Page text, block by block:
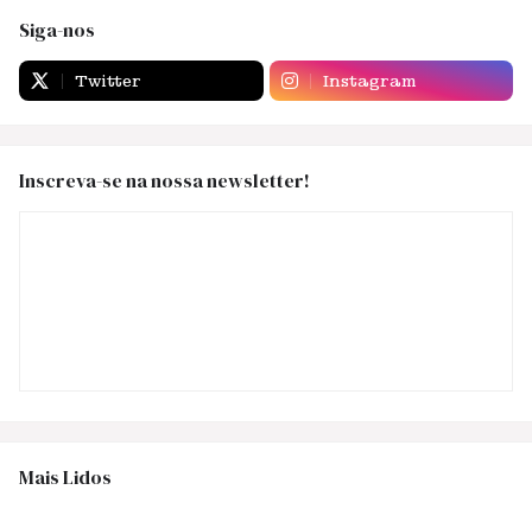
Siga-nos
Twitter Instagram
Inscreva-se na nossa newsletter!
Mais Lidos